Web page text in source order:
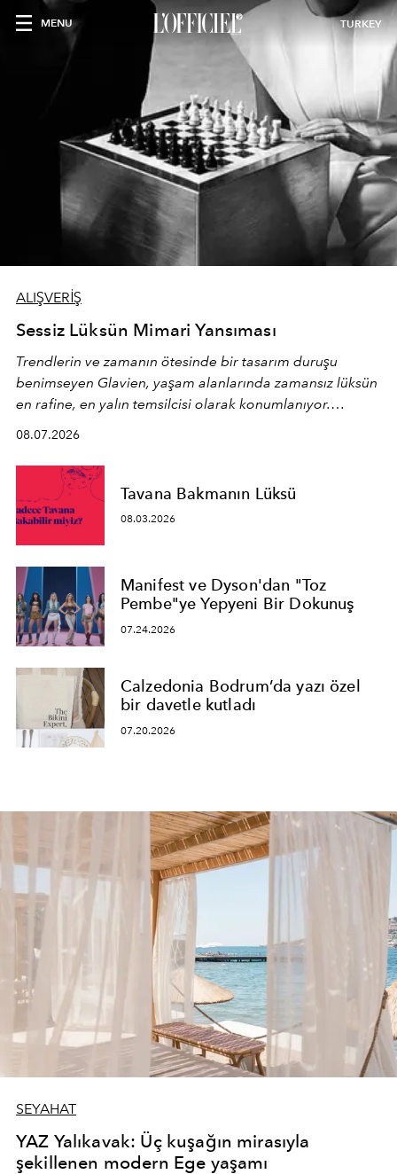
MENU TURKEY
ALIŞVERİŞ
Sessiz Lüksün Mimari Yansıması
Trendlerin ve zamanın ötesinde bir tasarım duruşu
benimseyen Glavien, yaşam alanlarında zamansız lüksün
en rafine, en yalın temsilcisi olarak konumlanıyor.
en yeni seçkisiyle bu imza felsefesini mekanlara taşıyor.
08.07.2026
Tavana Bakmanın Lüksü
08.03.2026
Manifest ve Dyson'dan "Toz
Pembe"ye Yepyeni Bir Dokunuş
07.24.2026
Calzedonia Bodrum’da yazı özel
bir davetle kutladı
07.20.2026
SEYAHAT
YAZ Yalıkavak: Üç kuşağın mirasıyla
şekillenen modern Ege yaşamı